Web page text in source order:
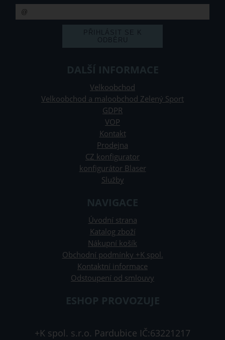
DALŠÍ INFORMACE
Velkoobchod
Velkoobchod a maloobchod Zelený Sport
GDPR
VOP
Kontakt
Prodejna
CZ konfigurator
konfigurátor Blaser
Služby
NAVIGACE
Úvodní strana
Katalog zboží
Nákupní košík
Obchodní podmínky +K spol.
Kontaktní informace
Odstoupení od smlouvy
ESHOP PROVOZUJE
+K spol. s.r.o. Pardubice IČ:63221217